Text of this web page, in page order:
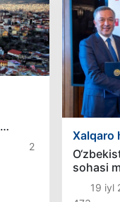
2
Xalqaro
sohasi
19 iyl